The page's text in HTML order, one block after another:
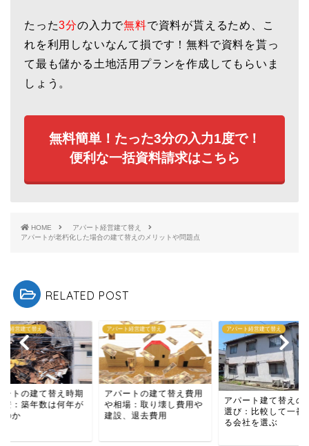
たった3分の入力で無料で資料が貰えるため、こ
れを利用しないなんて損です！無料で資料を貰っ
て最も儲かる土地活用プランを作成してもらいま
しょう。
無料簡単！たった3分の入力1度で！
便利な一括資料請求はこちら
HOME
アパート経営建て替え
アパートが老朽化した場合の建て替えのメリットや問題点
RELATED POST
ト経営建て替え
ートの建て替え時期
安：築年数は何年が
のか
アパート経営建て替え
アパートの建て替え費用
や相場：取り壊し費用や
建設、退去費用
アパート経営建て替え
アパート建て替えの
選び：比較して一番
る会社を選ぶ